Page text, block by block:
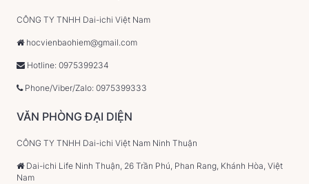
CÔNG TY TNHH Dai-ichi Việt Nam
hocvienbaohiem@gmail.com
Hotline: 0975399234
Phone/Viber/Zalo: 0975399333
VĂN PHÒNG ĐẠI DIỆN
CÔNG TY TNHH Dai-ichi Việt Nam Ninh Thuận
Dai-ichi Life Ninh Thuận, 26 Trần Phú, Phan Rang, Khánh Hòa, Việt
Nam